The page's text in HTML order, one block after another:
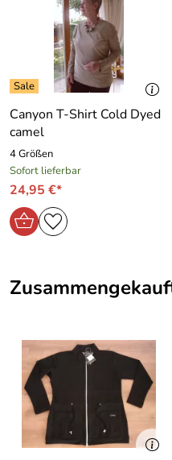
Canyon T-Shirt Cold Dyed
camel
4 Größen
Sofort lieferbar
24,95 €*